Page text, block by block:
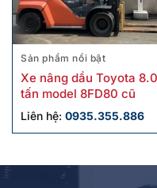
Sản phẩm nổi bật
Xe nâng dầu Toyota 8.0
tấn model 8FD80 cũ
Liên hệ: 0935.355.886